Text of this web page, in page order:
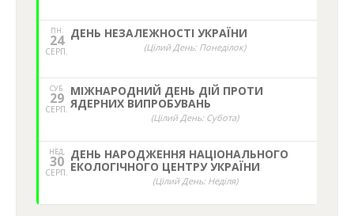
ПН.
24
СЕРП.
ДЕНЬ НЕЗАЛЕЖНОСТІ УКРАЇНИ
(Цілий День: Понеділок)
СУБ.
29
СЕРП.
МІЖНАРОДНИЙ ДЕНЬ ДІЙ ПРОТИ
ЯДЕРНИХ ВИПРОБУВАНЬ
(Цілий День: Субота)
НЕД,
30
СЕРП.
ДЕНЬ НАРОДЖЕННЯ НАЦІОНАЛЬНОГО
ЕКОЛОГІЧНОГО ЦЕНТРУ УКРАЇНИ
(Цілий День: Неділя)